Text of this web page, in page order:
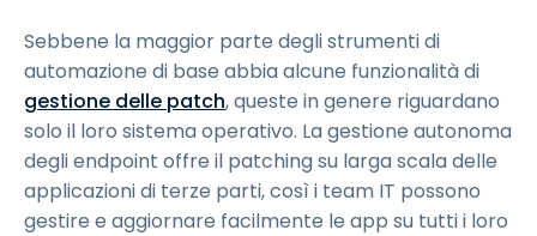
Sebbene la maggior parte degli strumenti di
automazione di base abbia alcune funzionalità di
gestione delle patch, queste in genere riguardano
solo il loro sistema operativo. La gestione autonoma
degli endpoint offre il patching su larga scala delle
applicazioni di terze parti, così i team IT possono
gestire e aggiornare facilmente le app su tutti i loro